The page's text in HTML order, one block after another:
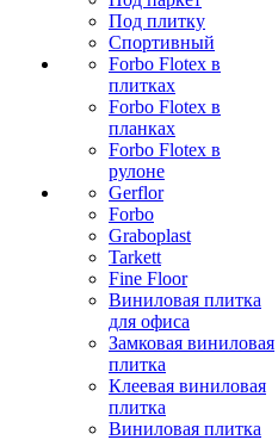
Под плитку
Спортивный
Forbo Flotex в
плитках
Forbo Flotex в
планках
Forbo Flotex в
рулоне
Gerflor
Forbo
Graboplast
Tarkett
Fine Floor
Виниловая плитка
для офиса
Замковая виниловая
плитка
Клеевая виниловая
плитка
Виниловая плитка